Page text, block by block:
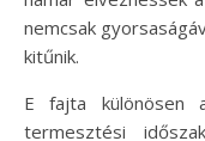
nemcsak
kitűnik.
E fajta különösen
termesztési